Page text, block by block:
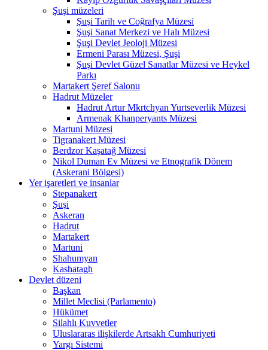
Şuşi müzeleri
Şuşi Tarih ve Coğrafya Müzesi
Şuşi Sanat Merkezi ve Halı Müzesi
Şuşi Devlet Jeoloji Müzesi
Ermeni Parası Müzesi, Şuşi
Şuşi Devlet Güzel Sanatlar Müzesi ve Heykel
Parkı
Martakert Şeref Salonu
Hadrut Müzeler
Hadrut Artur Mkrtchyan Yurtseverlik Müzesi
Armenak Khanperyants Müzesi
Martuni Müzesi
Tigranakert Müzesi
Berdzor Kaşatağ Müzesi
Nikol Duman Ev Müzesi ve Etnografik Dönem
(Askerani Bölgesi)
Yer işaretleri ve insanlar
Stepanakert
Şuşi
Askeran
Hadrut
Martakert
Martuni
Shahumyan
Kashatagh
Devlet düzeni
Başkan
Millet Meclisi (Parlamento)
Hükümet
Silahlı Kuvvetler
Uluslararas ilişkilerde Artsakh Cumhuriyeti
Yargı Sistemi